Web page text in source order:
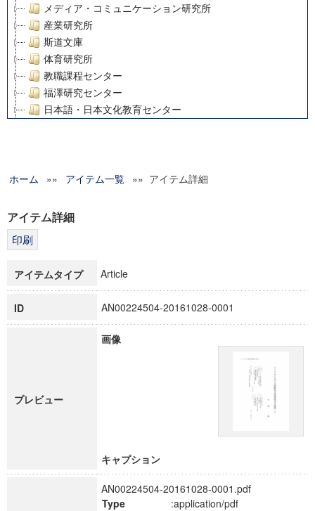
メディア・コミュニケーション研究所
産業研究所
斯道文庫
体育研究所
教職課程センター
福澤研究センター
日本語・日本文化教育センター
グローバルリサーチインスティテュート
科学研究費補助金研究成果報告書
博士課程教育リーディングプログラム「超成熟社会発展のサ
ホーム »» アイテム一覧 »» アイテム詳細
アイテム詳細
アイテムタイプ Article
ID AN00224504-20161028-0001
プレビュー
画像
キャプション
AN00224504-20161028-0001.pdf
Type
:application/pdf